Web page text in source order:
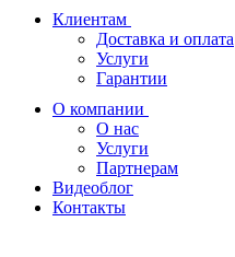
Клиентам
Доставка и оплата
Услуги
Гарантии
О компании
О нас
Услуги
Партнерам
Видеоблог
Контакты